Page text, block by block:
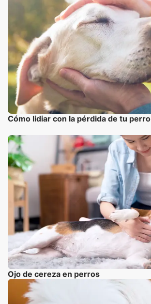
Cómo lidiar con la pérdida de tu perro
Ojo de cereza en perros